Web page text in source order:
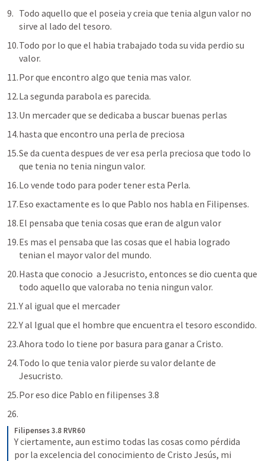
Todo aquello que el poseia y creia que tenia algun valor no
sirve al lado del tesoro.
Todo por lo que el habia trabajado toda su vida perdio su
valor.
Por que encontro algo que tenia mas valor.
La segunda parabola es parecida.
Un mercader que se dedicaba a buscar buenas perlas
hasta que encontro una perla de preciosa
Se da cuenta despues de ver esa perla preciosa que todo lo
que tenia no tenia ningun valor.
Lo vende todo para poder tener esta Perla.
Eso exactamente es lo que Pablo nos habla en Filipenses.
El pensaba que tenia cosas que eran de algun valor
Es mas el pensaba que las cosas que el habia logrado
tenian el mayor valor del mundo.
Hasta que conocio  a Jesucristo, entonces se dio cuenta que
todo aquello que valoraba no tenia ningun valor.
Y al igual que el mercader
Y al Igual que el hombre que encuentra el tesoro escondido.
Ahora todo lo tiene por basura para ganar a Cristo.
Todo lo que tenia valor pierde su valor delante de
Jesucristo.
Por eso dice Pablo en filipenses 3.8
Filipenses 3.8 RVR60
Y ciertamente, aun estimo todas las cosas como pérdida
por la excelencia del conocimiento de Cristo Jesús, mi